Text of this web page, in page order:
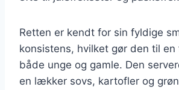
Retten er kendt for sin fyldige
konsistens, hvilket gør den til
både unge og gamle. Den
en lækker sovs, kartofler og